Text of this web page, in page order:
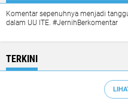
Komentar sepenuhnya menjadi
dalam UU ITE. #JernihBerkomentar
TERKINI